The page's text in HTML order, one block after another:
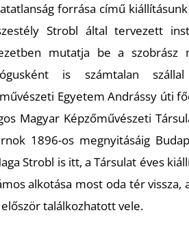
forrása című
Strobl által tervezett
mutatja be a szobrász
is számtalan
Egyetem Andrássy úti
Magyar Képzőművészeti
1896-os megnyitásáig
Strobl is itt, a Társulat éves
alkotása most oda tér vissza,
találkozhatott vele.